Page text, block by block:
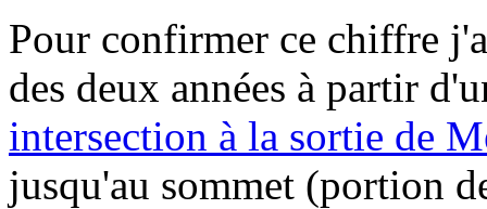
Pour confirmer ce chiffre
des deux années à partir
intersection à la sortie de
jusqu'au sommet (portion